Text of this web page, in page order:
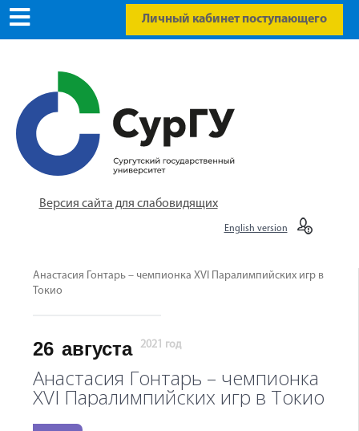
Личный кабинет поступающего
Версия сайта для слабовидящих
English version
Анастасия Гонтарь – чемпионка XVI Паралимпийских игр в
Токио
26 августа 2021 год
Анастасия Гонтарь – чемпионка
XVI Паралимпийских игр в Токио